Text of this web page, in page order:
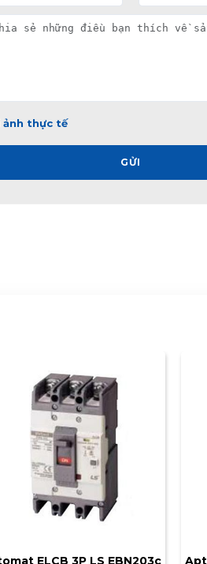
ảnh thực tế
GỬI
ELCB 3P LS EBN203c